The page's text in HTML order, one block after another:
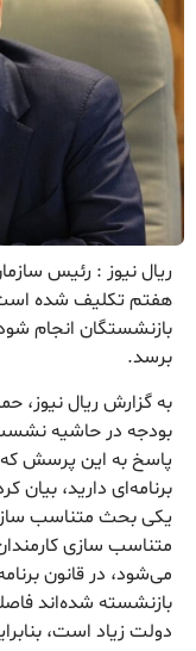
ریال نیوز : رئیس
هفتم تکلیف شده
برسد.
به گزارش ریال نیوز،
بودجه در حاشیه
پاسخ به این پرسش
برنامه‌ای دارید،
یکی بحث متناسب
متناسب سازی
می‌شود، در قانون
بازنشسته شده‌اند
دولت زیاد است،